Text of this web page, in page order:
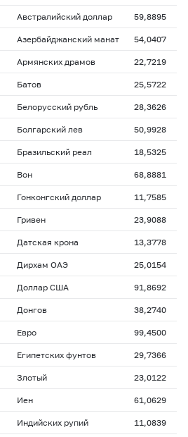
Австралийский доллар 59,8895
Азербайджанский манат 54,0407
Армянских драмов 22,7219
Батов 25,5722
Белорусский рубль 28,3626
Болгарский лев 50,9928
Бразильский реал 18,5325
Вон 68,8881
Гонконгский доллар 11,7585
Гривен 23,9088
Датская крона 13,3778
Дирхам ОАЭ 25,0154
Доллар США 91,8692
Донгов 38,2740
Евро 99,4500
Египетских фунтов 29,7366
Злотый 23,0122
Иен 61,0629
Индийских рупий 11,0839